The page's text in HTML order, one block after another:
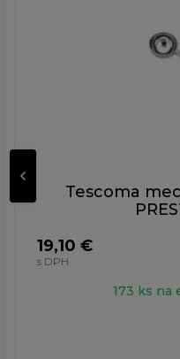
Tescoma
19,10 €
s DPH
173 ks na